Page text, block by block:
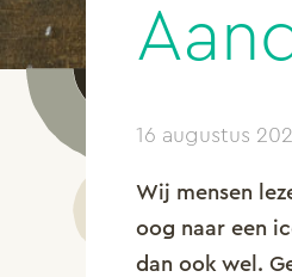
16 augustus
Wij mensen
oog naar een
dan ook wel.